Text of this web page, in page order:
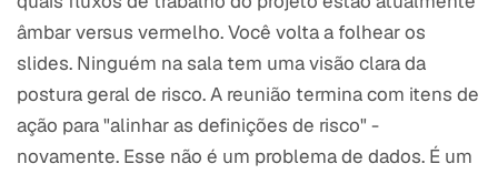
âmbar versus vermelho. Você volta a folhear os
slides. Ninguém na sala tem uma visão clara da
postura geral de risco. A reunião termina com itens de
ação para "alinhar as definições de risco" -
novamente. Esse não é um problema de dados. É um